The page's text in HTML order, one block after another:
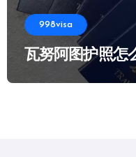
998visa
瓦努阿图护照怎